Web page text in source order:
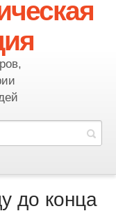
до конца